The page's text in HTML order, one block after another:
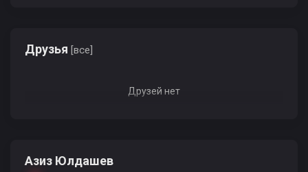
Друзья [все]
Друзей нет
Азиз Юлдашев